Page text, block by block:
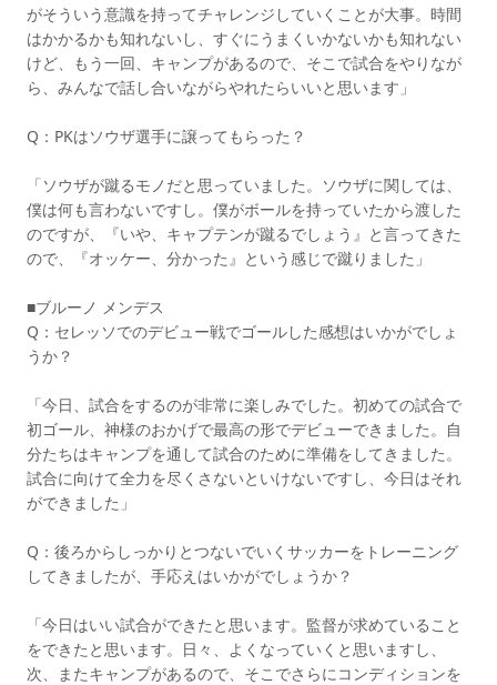
がそういう意識を持ってチャレンジしていくことが大事。時間
はかかるかも知れないし、すぐにうまくいかないかも知れない
けど、もう一回、キャンプがあるので、そこで試合をやりなが
ら、みんなで話し合いながらやれたらいいと思います」
Q：PKはソウザ選手に譲ってもらった？
「ソウザが蹴るモノだと思っていました。ソウザに関しては、
僕は何も言わないですし。僕がボールを持っていたから渡した
のですが、『いや、キャプテンが蹴るでしょう』と言ってきた
ので、『オッケー、分かった』という感じで蹴りました」
■ブルーノ メンデス
Q：セレッソでのデビュー戦でゴールした感想はいかがでしょ
うか？
「今日、試合をするのが非常に楽しみでした。初めての試合で
初ゴール、神様のおかげで最高の形でデビューできました。自
分たちはキャンプを通して試合のために準備をしてきました。
試合に向けて全力を尽くさないといけないですし、今日はそれ
ができました」
Q：後ろからしっかりとつないでいくサッカーをトレーニング
してきましたが、手応えはいかがでしょうか？
「今日はいい試合ができたと思います。監督が求めていること
をできたと思います。日々、よくなっていくと思いますし、
次、またキャンプがあるので、そこでさらにコンディションを